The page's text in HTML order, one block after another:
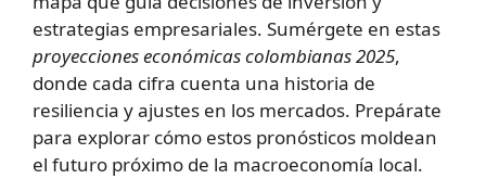
estrategias empresariales. Sumérgete en estas
proyecciones económicas colombianas 2025,
donde cada cifra cuenta una historia de
resiliencia y ajustes en los mercados. Prepárate
para explorar cómo estos pronósticos moldean
el futuro próximo de la macroeconomía local.